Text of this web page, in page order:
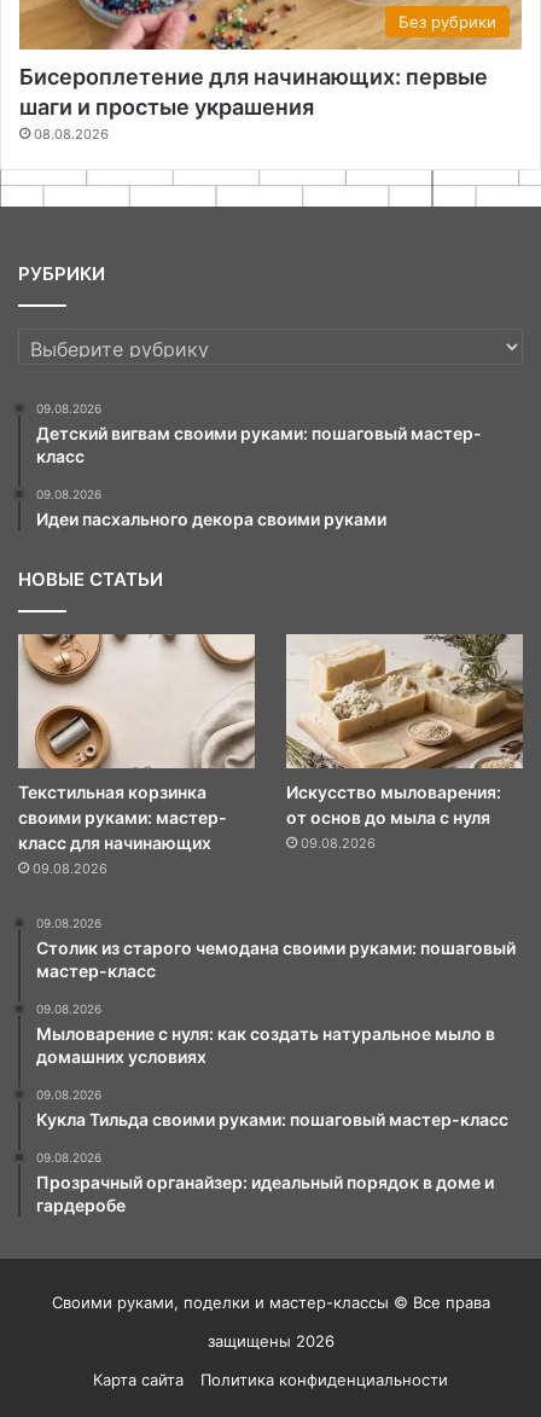
Без рубрики
Бисероплетение для начинающих: первые
шаги и простые украшения
08.08.2026
РУБРИКИ
РУБРИКИ
09.08.2026
Детский вигвам своими руками: пошаговый мастер-
класс
09.08.2026
Идеи пасхального декора своими руками
НОВЫЕ СТАТЬИ
Текстильная корзинка
своими руками: мастер-
класс для начинающих
09.08.2026
Искусство мыловарения:
от основ до мыла с нуля
09.08.2026
09.08.2026
Столик из старого чемодана своими руками: пошаговый
мастер-класс
09.08.2026
Мыловарение с нуля: как создать натуральное мыло в
домашних условиях
09.08.2026
Кукла Тильда своими руками: пошаговый мастер-класс
09.08.2026
Прозрачный органайзер: идеальный порядок в доме и
гардеробе
Своими руками, поделки и мастер-классы © Все права
защищены 2026
Карта сайта
Политика конфиденциальности